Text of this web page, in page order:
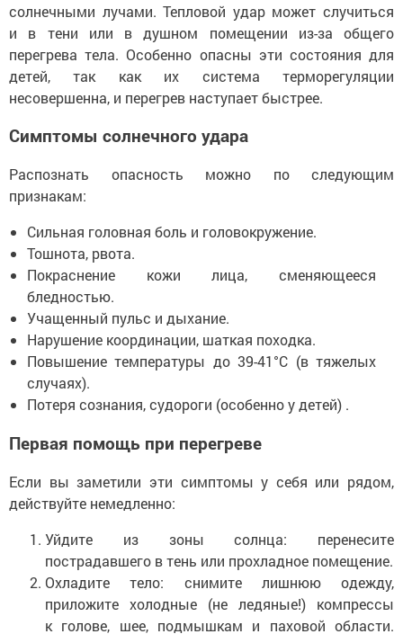
солнечными лучами. Тепловой удар может случиться
и в тени или в душном помещении из-за общего
перегрева тела. Особенно опасны эти состояния для
детей, так как их система терморегуляции
несовершенна, и перегрев наступает быстрее.
Симптомы солнечного удара
Распознать опасность можно по следующим
признакам:
Сильная головная боль и головокружение.
Тошнота, рвота.
Покраснение кожи лица, сменяющееся
бледностью.
Учащенный пульс и дыхание.
Нарушение координации, шаткая походка.
Повышение температуры до 39-41°C (в тяжелых
случаях).
Потеря сознания, судороги (особенно у детей) .
Первая помощь при перегреве
Если вы заметили эти симптомы у себя или рядом,
действуйте немедленно:
Уйдите из зоны солнца: перенесите
пострадавшего в тень или прохладное помещение.
Охладите тело: снимите лишнюю одежду,
приложите холодные (не ледяные!) компрессы
к голове, шее, подмышкам и паховой области.